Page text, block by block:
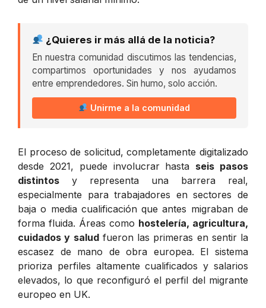
¿Quieres ir más allá de la noticia?
En nuestra comunidad discutimos las tendencias,
compartimos oportunidades y nos ayudamos
entre emprendedores. Sin humo, solo acción.
Unirme a la comunidad
El proceso de solicitud, completamente digitalizado
desde 2021, puede involucrar hasta seis pasos
distintos y representa una barrera real,
especialmente para trabajadores en sectores de
baja o media cualificación que antes migraban de
forma fluida. Áreas como hostelería, agricultura,
cuidados y saludfueron las primeras en sentir la
escasez de mano de obra europea. El sistema
prioriza perfiles altamente cualificados y salarios
elevados, lo que reconfiguró el perfil del migrante
europeo en UK.